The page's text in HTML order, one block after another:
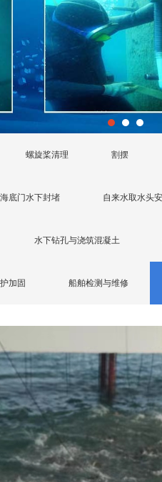
螺旋桨清理 割摆
海底门水下封堵 自来水取水头
水下钻孔与浇筑混凝土
加固 船舶检测与维修